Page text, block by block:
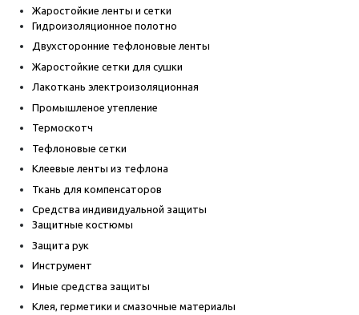
Жаростойкие ленты и сетки
Гидроизоляционное полотно
Двухсторонние тефлоновые ленты
Жаростойкие сетки для сушки
Лакоткань электроизоляционная
Промышленое утепление
Термоскотч
Тефлоновые сетки
Клеевые ленты из тефлона
Ткань для компенсаторов
Средства индивидуальной защиты
Защитные костюмы
Защита рук
Инструмент
Иные средства защиты
Клея, герметики и смазочные материалы